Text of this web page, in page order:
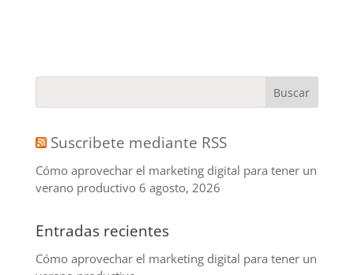
Suscribete mediante RSS
Cómo aprovechar el marketing digital para tener un
verano productivo 6 agosto, 2026
Entradas recientes
Cómo aprovechar el marketing digital para tener un